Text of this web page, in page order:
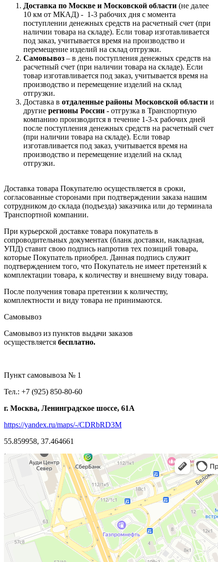
Доставка по Москве и Московской области (не далее
10 км от МКАД) - 1-3 рабочих дня с момента
поступлении денежных средств на расчетный счет (при
наличии товара на складе). Если товар изготавливается
под заказ, учитывается время на производство и
перемещение изделий на склад отгрузки.
Самовывоз – в день поступления денежных средств на
расчетный счет (при наличии товара на складе). Если
товар изготавливается под заказ, учитывается время на
производство и перемещение изделий на склад
отгрузки.
Доставка в отдаленные районы Московской области и
другие регионы России - отгрузка в Транспортную
компанию производится в течение 1-3-х рабочих дней
после поступления денежных средств на расчетный счет
(при наличии товара на складе). Если товар
изготавливается под заказ, учитывается время на
производство и перемещение изделий на склад
отгрузки.
Доставка товара Покупателю осуществляется в сроки,
согласованные сторонами при подтверждении заказа нашим
сотрудником до склада (подъезда) заказчика или до терминала
Транспортной компании.
При курьерской доставке товара покупатель в
сопроводительных документах (бланк доставки, накладная,
УПД) ставит свою подпись напротив тех позиций товара,
которые Покупатель приобрел. Данная подпись служит
подтверждением того, что Покупатель не имеет претензий к
комплектации товара, к количеству и внешнему виду товара.
После получения товара претензии к количеству,
комплектности и виду товара не принимаются.
Самовывоз
Самовывоз из пунктов выдачи заказов
осуществляется бесплатно.
Пункт самовывоза № 1
Тел.: +7 (925) 850-80-60
г. Москва, Ленинградское шоссе, 61А
https://yandex.ru/maps/-/CDRbRD3M
55.859958, 37.464661